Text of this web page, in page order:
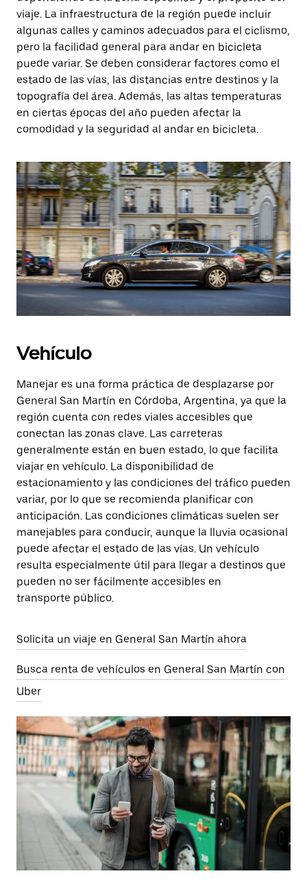
viaje. La infraestructura de la región puede incluir
algunas calles y caminos adecuados para el ciclismo,
pero la facilidad general para andar en bicicleta
puede variar. Se deben considerar factores como el
estado de las vías, las distancias entre destinos y la
topografía del área. Además, las altas temperaturas
en ciertas épocas del año pueden afectar la
comodidad y la seguridad al andar en bicicleta.
Vehículo
Manejar es una forma práctica de desplazarse por
General San Martín en Córdoba, Argentina, ya que la
región cuenta con redes viales accesibles que
conectan las zonas clave. Las carreteras
generalmente están en buen estado, lo que facilita
viajar en vehículo. La disponibilidad de
estacionamiento y las condiciones del tráfico pueden
variar, por lo que se recomienda planificar con
anticipación. Las condiciones climáticas suelen ser
manejables para conducir, aunque la lluvia ocasional
puede afectar el estado de las vías. Un vehículo
resulta especialmente útil para llegar a destinos que
pueden no ser fácilmente accesibles en
transporte público.
Solicita un viaje en General San Martín ahora
Busca renta de vehículos en General San Martín con
Uber